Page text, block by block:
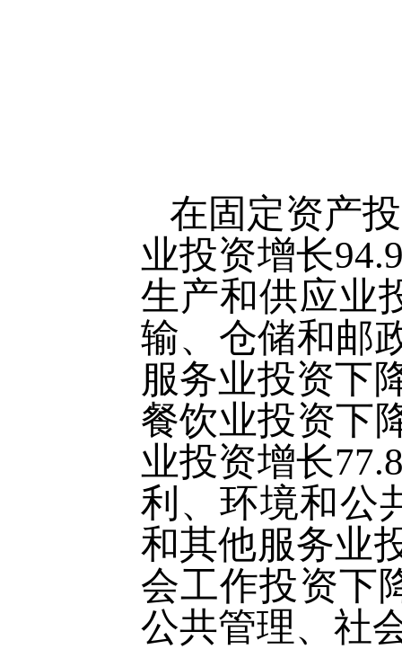
在固定资产
业投资增长
生产和供应业
输、仓储和邮
服务业投资下
餐饮业投资下
业投资增长
利、环境和公
和其他服务业
会工作投资下
公共管理、社